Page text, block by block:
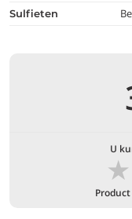
Sulfieten
U
★